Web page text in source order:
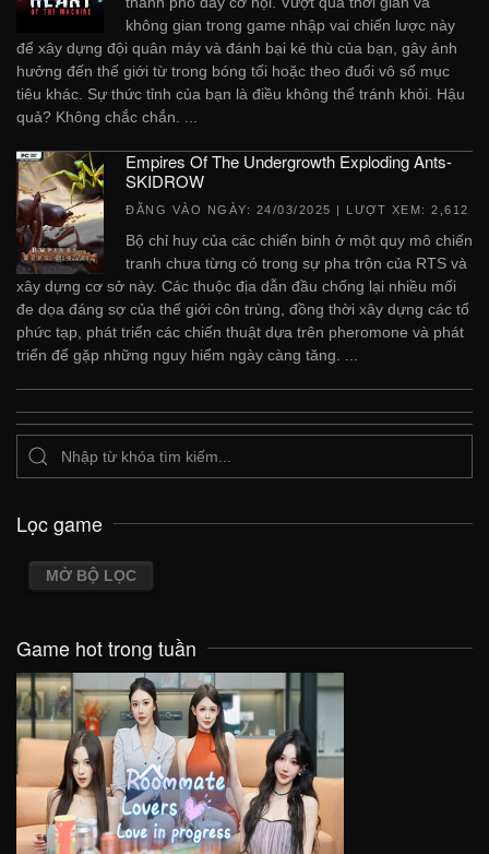
không gian trong game nhập vai chiến lược này
để xây dựng đội quân máy và đánh bại kẻ thù của bạn, gây ảnh
hưởng đến thế giới từ trong bóng tối hoặc theo đuổi vô số mục
tiêu khác. Sự thức tỉnh của bạn là điều không thể tránh khỏi. Hậu
quả? Không chắc chắn. ...
Empires Of The Undergrowth Exploding Ants-
SKIDROW
ĐĂNG VÀO NGÀY: 24/03/2025 | LƯỢT XEM: 2,612
Bộ chỉ huy của các chiến binh ở một quy mô chiến
tranh chưa từng có trong sự pha trộn của RTS và
xây dựng cơ sở này. Các thuộc địa dẫn đầu chống lại nhiều mối
đe dọa đáng sợ của thế giới côn trùng, đồng thời xây dựng các tổ
phức tạp, phát triển các chiến thuật dựa trên pheromone và phát
triển để gặp những nguy hiểm ngày càng tăng. ...
Lọc game
MỞ BỘ LỌC
Game hot trong tuần
VIEW